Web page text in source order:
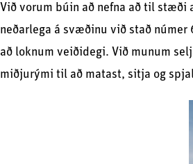
Við vorum búin að nefna að til stæði
neðarlega á svæðinu við stað
að loknum veiðidegi. Við munum
miðjurými til að matast, sitja og